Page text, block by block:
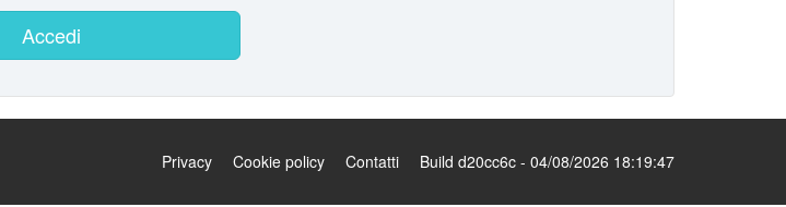
Accedi
Privacy Cookie policy Contatti Build d20cc6c - 04/08/2026 18:19:47